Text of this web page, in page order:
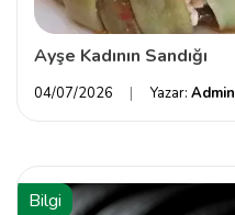
Ayşe Kadının Sandığı
04/07/2026 Yazar: Admin
Bilgi